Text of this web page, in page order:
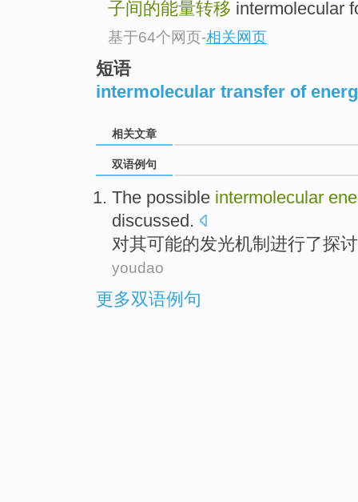
子间的能量转移 intermolecular
基于64个网页-相关网页
短语
intermolecular transfer of
相关文章
双语例句
The possible intermolecular
discussed .
对其可能的发光机制 进行了探
youdao
更多双语例句